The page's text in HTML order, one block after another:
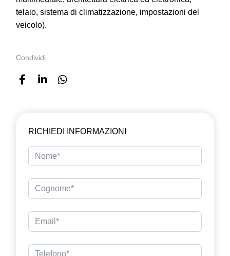
telaio, sistema di climatizzazione, impostazioni del
veicolo).
Condividi
RICHIEDI INFORMAZIONI